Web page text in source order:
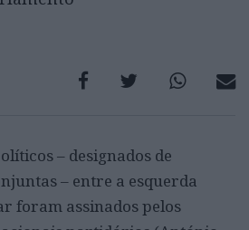
– designados de
– entre a esquerda
foram assinados pelos